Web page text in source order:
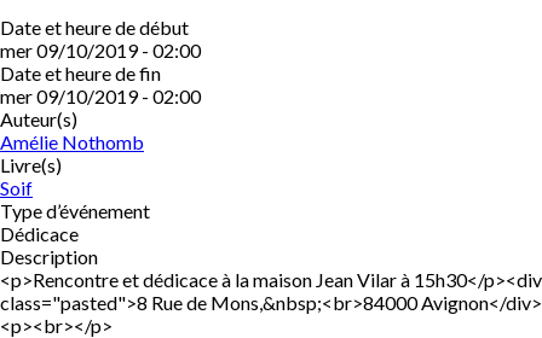
Date et heure de début
mer 09/10/2019 - 02:00
Date et heure de fin
mer 09/10/2019 - 02:00
Auteur(s)
Amélie Nothomb
Livre(s)
Soif
Type d’événement
Dédicace
Description
<p>Rencontre et dédicace à la maison Jean Vilar à 15h30</p><div
class="pasted">8 Rue de Mons,&nbsp;<br>84000 Avignon</div>
<p><br></p>